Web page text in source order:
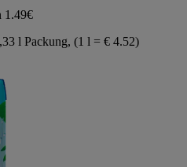
1.49€
l Packung, (1 l = € 4.52)